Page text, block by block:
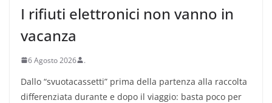
I rifiuti elettronici non vanno in
vacanza
6 Agosto 2026 .
Dallo “svuotacassetti” prima della partenza alla raccolta
differenziata durante e dopo il viaggio: basta poco per